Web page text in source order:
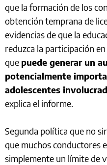
que la formación de los
obtención temprana de
evidencias de que la
reduzca la participación
que puede generar un
potencialmente
adolescentes
explica el informe.
Segunda política que no
que muchos conductores
simplemente un límite de